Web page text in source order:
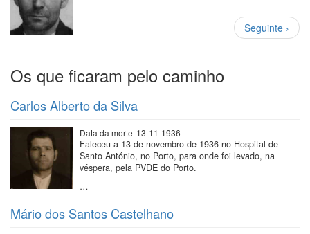
Paginação
Próxima
página
Seguinte ›
Os que ficaram pelo caminho
Carlos Alberto da Silva
Data da morte 13-11-1936
Faleceu a 13 de novembro de 1936 no Hospital de
Santo António, no Porto, para onde foi levado, na
véspera, pela PVDE do Porto.
…
Mário dos Santos Castelhano